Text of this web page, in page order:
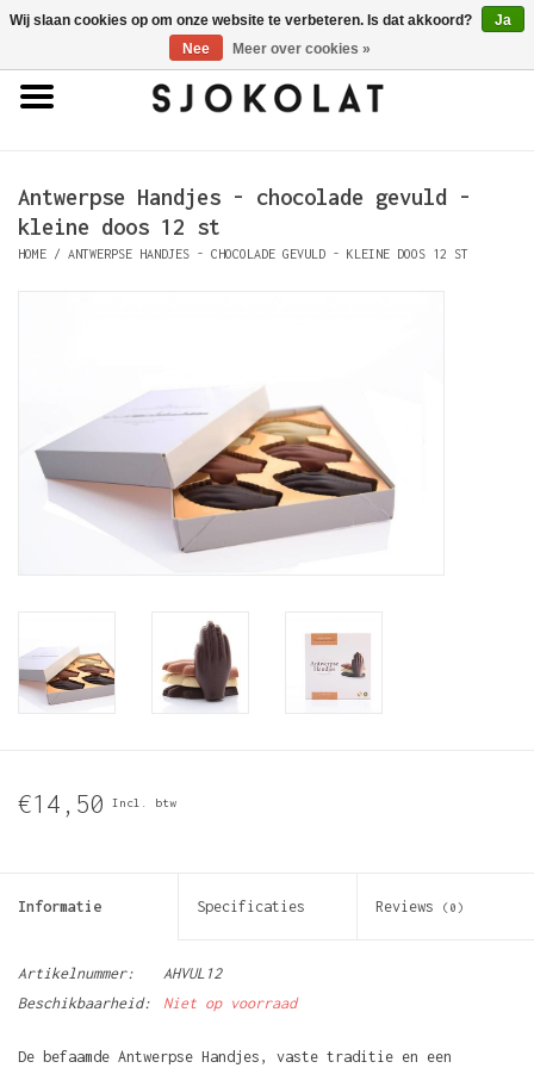
0 Artikelen - €0,00
Pralines
Porselein
Antwerpse Handjes - chocolade gevuld -
kleine doos 12 st
HOME / ANTWERPSE HANDJES - CHOCOLADE GEVULD - KLEINE DOOS 12 ST
€14,50 Incl. btw
Informatie Specificaties Reviews (0)
Artikelnummer:
AHVUL12
Beschikbaarheid:
Niet op voorraad
De befaamde Antwerpse Handjes, vaste traditie en een
Wij slaan cookies op om onze website te verbeteren. Is dat akkoord?
Ja
Nee
Meer over cookies »